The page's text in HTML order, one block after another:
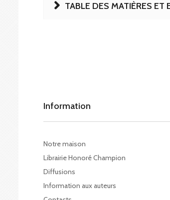
TABLE DES MATIÈRES ET
Information
Notre maison
Librairie Honoré Champion
Diffusions
Information aux auteurs